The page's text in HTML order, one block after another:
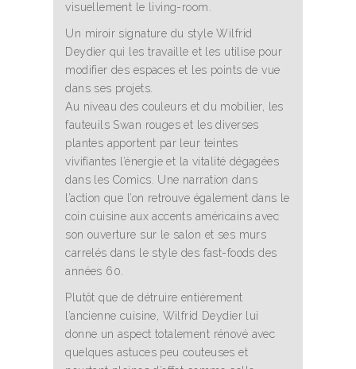
visuellement le living-room.
Un miroir signature du style Wilfrid
Deydier qui les travaille et les utilise pour
modifier des espaces et les points de vue
dans ses projets.
Au niveau des couleurs et du mobilier, les
fauteuils Swan rouges et les diverses
plantes apportent par leur teintes
vivifiantes l’énergie et la vitalité dégagées
dans les Comics. Une narration dans
l’action que l’on retrouve également dans le
coin cuisine aux accents américains avec
son ouverture sur le salon et ses murs
carrelés dans le style des fast-foods des
années 60.
Plutôt que de détruire entièrement
l’ancienne cuisine, Wilfrid Deydier lui
donne un aspect totalement rénové avec
quelques astuces peu couteuses et